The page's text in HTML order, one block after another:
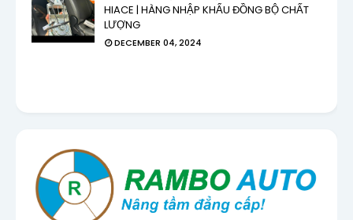
HIACE | HÀNG NHẬP KHẨU ĐỒNG BỘ CHẤT
LƯỢNG
DECEMBER 04, 2024